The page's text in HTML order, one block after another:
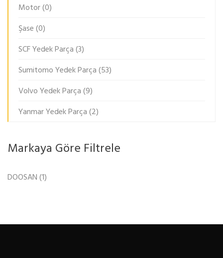
Motor(0)
Şase(0)
SCF Yedek Parça(3)
Sumitomo Yedek Parça(53)
Volvo Yedek Parça(9)
Yanmar Yedek Parça(2)
Markaya Göre Filtrele
DOOSAN(1)